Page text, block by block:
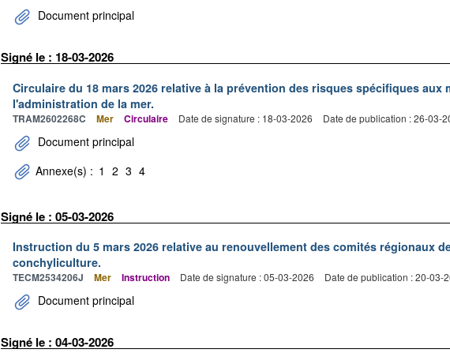
Document principal
Signé le : 18-03-2026
Circulaire du 18 mars 2026 relative à la prévention des risques spécifiques aux
l'administration de la mer.
TRAM2602268C Mer Circulaire Date de signature : 18-03-2026 Date de publication : 26-03-
Document principal
Annexe(s) : 1 2 3 4
Signé le : 05-03-2026
Instruction du 5 mars 2026 relative au renouvellement des comités régionaux
conchyliculture.
TECM2534206J Mer Instruction Date de signature : 05-03-2026 Date de publication : 20-03-
Document principal
Signé le : 04-03-2026